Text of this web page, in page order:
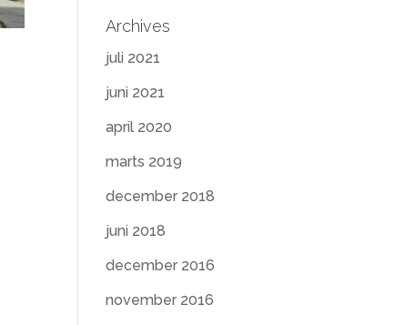
Archives
juli 2021
juni 2021
april 2020
marts 2019
december 2018
juni 2018
december 2016
november 2016